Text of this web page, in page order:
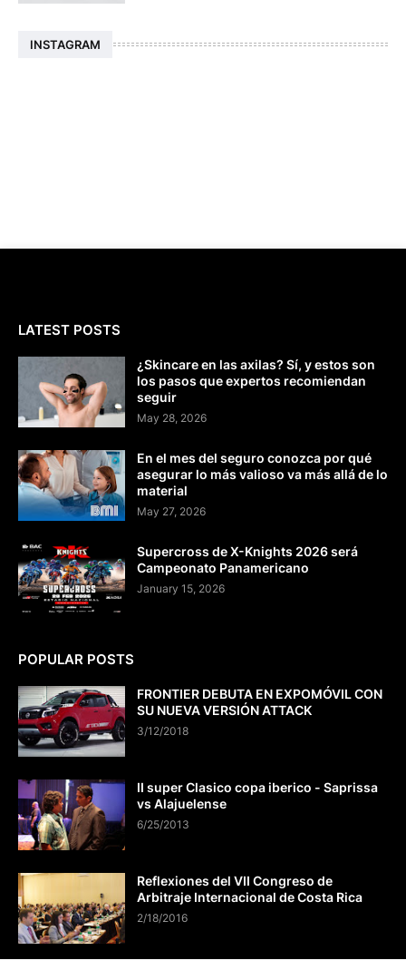
INSTAGRAM
LATEST POSTS
¿Skincare en las axilas? Sí, y estos son
los pasos que expertos recomiendan
seguir
May 28, 2026
En el mes del seguro conozca por qué
asegurar lo más valioso va más allá de lo
material
May 27, 2026
Supercross de X-Knights 2026 será
Campeonato Panamericano
January 15, 2026
POPULAR POSTS
FRONTIER DEBUTA EN EXPOMÓVIL CON
SU NUEVA VERSIÓN ATTACK
3/12/2018
II super Clasico copa iberico - Saprissa
vs Alajuelense
6/25/2013
Reflexiones del VII Congreso de
Arbitraje Internacional de Costa Rica
2/18/2016